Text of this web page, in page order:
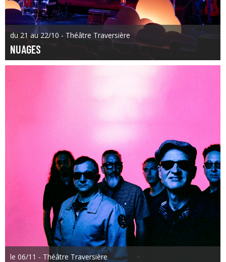
du 21 au 22/10 - Théâtre Traversière
NUAGES
le 06/11 - Théâtre Traversière